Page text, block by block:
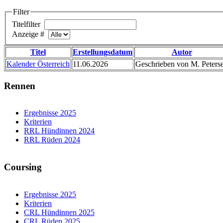
Filter
Titelfilter
Anzeige #
Titel Erstellungsdatum
Autor
Kalender Österreich 11.06.2026 Geschrieben von M.
Rennen
Ergebnisse 2025
Kriterien
RRL Hündinnen 2024
RRL Rüden 2024
Coursing
Ergebnisse 2025
Kriterien
CRL Hündinnen 2025
CRL Rüden 2025